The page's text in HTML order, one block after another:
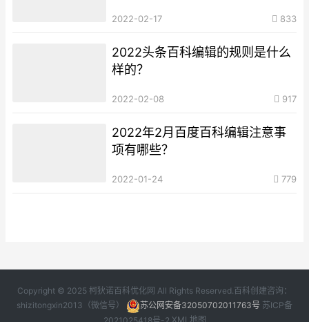
2022-02-17 833
2022头条百科编辑的规则是什么
样的？
2022-02-08 917
2022年2月百度百科编辑注意事
项有哪些？
2022-01-24 779
Copyright © 2025 柯狄诺百科优化网 All Rights Reserved.百科创建咨询：
shizitongxin2013（微信号）
苏公网安备32050702011763号 苏ICP备